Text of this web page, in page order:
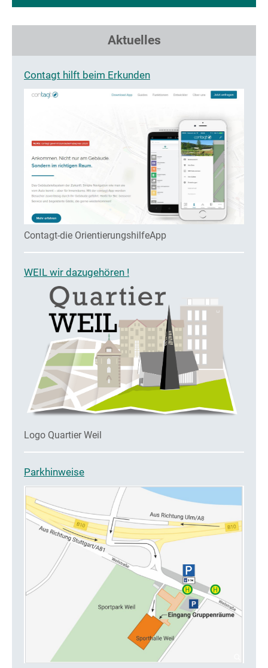
Aktuelles
Contagt hilft beim Erkunden
Contagt-die OrientierungshilfeApp
WEIL wir dazugehören !
Logo Quartier Weil
Parkhinweise